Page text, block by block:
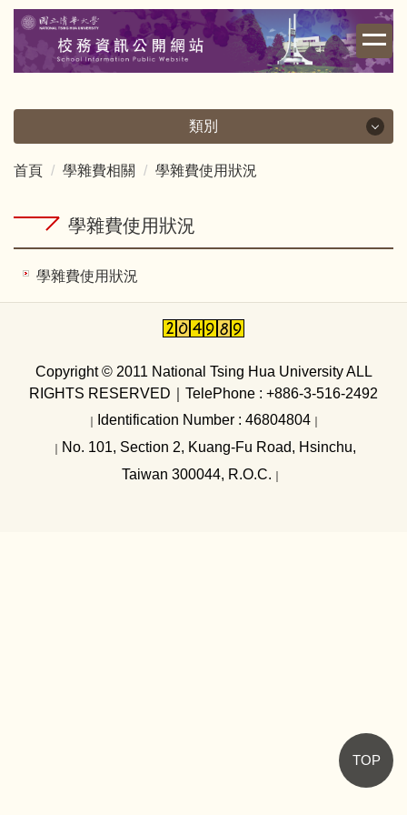
跳
區
類別
類別
校務資訊
財務資訊
其他重要資訊
內控及內稽
首頁 學雜費相關 學雜費使用狀況
學雜費使用狀況
學雜費使用狀況
Copyright © 2011 National Tsing Hua University ALL
RIGHTS RESERVED
TelePhone : +886-3-516-2492
｜ Identification Number : 46804804｜
｜ No. 101, Section 2, Kuang-Fu Road, Hsinchu,
Taiwan 300044, R.O.C. ｜
TOP